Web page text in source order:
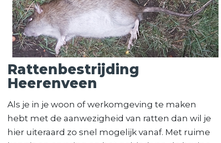
Rattenbestrijding
Heerenveen
Als je in je woon of werkomgeving te maken
hebt met de aanwezigheid van ratten dan wil je
hier uiteraard zo snel mogelijk vanaf. Met ruime